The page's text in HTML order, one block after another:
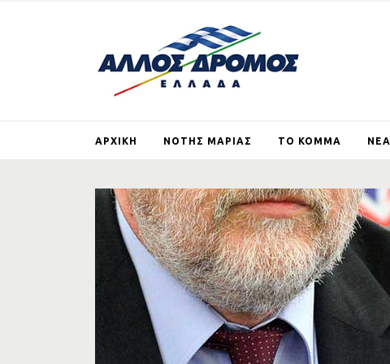
ΑΡΧΙΚΗ ΝΟΤΗΣ ΜΑΡΙΑΣ
ΑΡΘΡΑ ΕΓΓΡΑΦΗ ΜΕΛΟΥΣ
ΤΟ ΚΟΜΜΑ
ΑΛΛΟΣ ΔΡΟΜΟΣ
ΙΔΡΥΤΙΚΗ ΔΙΑΚΗΡΥΞΗ
ΓΕΡΜΑΝΙΚΕΣ
ΑΠΟΖΗΜΙΩΣΕΙΣ
ΣΚΟΠΙΑΝΟ
ΣΤΗΡΙΖΩ ΤΟΝ ΑΛΛΟ
ΝΕΑ